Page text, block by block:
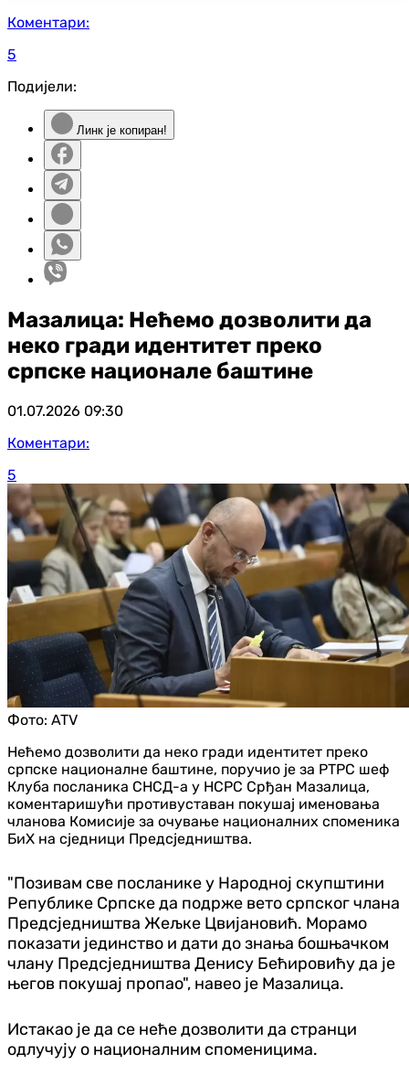
Коментари:
5
Подијели:
Линк је копиран!
Мазалица: Нећемо дозволити да
неко гради идентитет преко
српске национале баштине
01.07.2026 09:30
Коментари:
5
Фото: ATV
Нећемо дозволити да неко гради идентитет преко
српске националне баштине, поручио је за РТРС шеф
Клуба посланика СНСД-а у НСРС Срђан Мазалица,
коментаришући противуставан покушај именовања
чланова Комисије за очување националних споменика
БиХ на сједници Предсједништва.
"Позивам све посланике у Народној скупштини
Републике Српске да подрже вето српског члана
Предсједништва Жељке Цвијановић. Морамо
показати јединство и дати до знања бошњачком
члану Предсједништва Денису Бећировићу да је
његов покушај пропао", навео је Мазалица.
Истакао је да се неће дозволити да странци
одлучују о националним споменицима.